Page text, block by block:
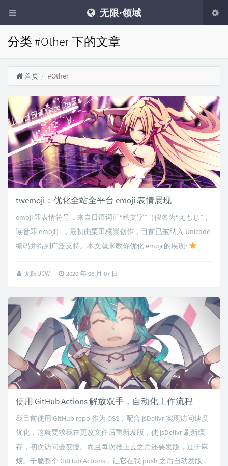
无限·领域
分类 #Other 下的文章
首页 #Other
twemoji：优化全站全平台 emoji 表情展现
emoji 即表情符号，来自日语词汇“絵文字”（假名为“えもじ”，
读音即 emoji），最初由栗田穰崇创作，目前已被纳入 Unicode
编码并得到广泛支持。本文就来教你优化 emoji 的展现~
无限UCW 2020 年 06 月 07 日
使用 GitHub Actions 解放双手，自动化工作流程
我目前使用 GitHub repo 作为 OSS，配合 jsDelivr 实现访问速度
优化，这就要求我在更改文件后重新发版，使 jsDelivr 刷新缓
存，初次访问会变慢。而且每次推上去之后还要发版，过于麻
烦。干脆整个 GitHub Actions，让它在我 push 之后自动发版，